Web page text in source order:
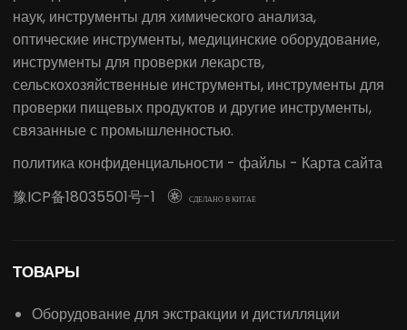
LABOAO является высокотехнологичным
предприятием, объединяющим исследования и
разработки, производство, продажи, импорт и экспорт, и
является ведущим поставщиком решений для
лабораторного оборудования в Китае.Основной бизнес
LABOAO включает в себя лабораторные инструменты/
наук, инструменты для химического анализа,
оптические инструменты, медицинские оборудование,
проверки пищевых продуктов и другие инструменты,
политика конфиденциальности- файлы-Карта сайта